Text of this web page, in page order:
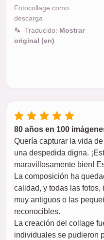
Fotocollage como
descarga
Traducido: Mostrar
original (en)
80 años en 100
Quería capturar la vida
una despedida digna.
maravillosamente bien!
La composición ha
calidad, y todas las
muy antiguos o las
reconocibles.
La creación del collage
individuales se pudieron